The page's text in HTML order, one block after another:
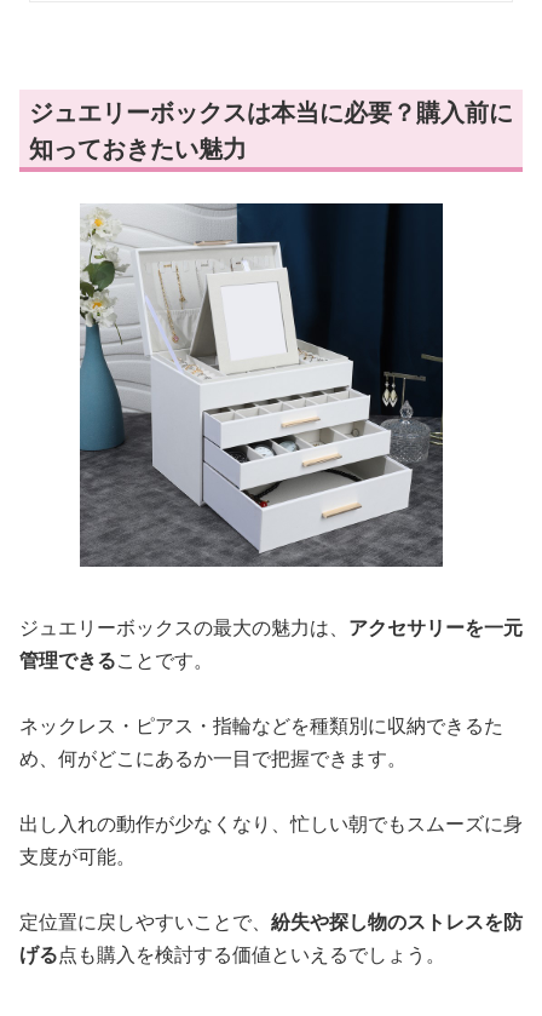
ジュエリーボックスは本当に必要？購入前に
知っておきたい魅力
ジュエリーボックスの最大の魅力は、 アクセサリーを一元
管理できることです。
ネックレス・ピアス・指輪などを種類別に収納できるた
め、何がどこにあるか一目で把握できます。
出し入れの動作が少なくなり、忙しい朝でもスムーズに身
支度が可能。
定位置に戻しやすいことで、 紛失や探し物のストレスを防
げる点も購入を検討する価値といえるでしょう。